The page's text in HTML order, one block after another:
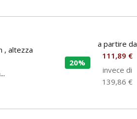
, altezza
20%
a partire da
111,89 €
invece di
139,86 €